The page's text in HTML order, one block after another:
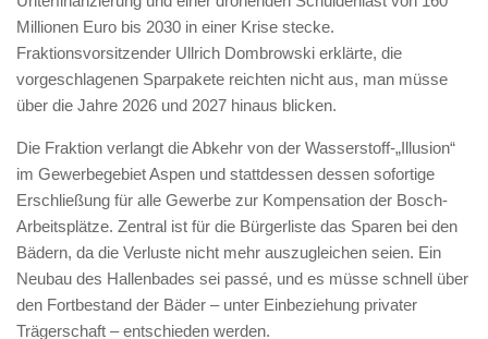
Millionen Euro bis 2030 in einer Krise stecke.
Fraktionsvorsitzender Ullrich Dombrowski erklärte, die
vorgeschlagenen Sparpakete reichten nicht aus, man müsse
über die Jahre 2026 und 2027 hinaus blicken.
Die Fraktion verlangt die Abkehr von der Wasserstoff-„Illusion“
im Gewerbegebiet Aspen und stattdessen dessen sofortige
Erschließung für alle Gewerbe zur Kompensation der Bosch-
Arbeitsplätze. Zentral ist für die Bürgerliste das Sparen bei den
Bädern, da die Verluste nicht mehr auszugleichen seien. Ein
Neubau des Hallenbades sei passé, und es müsse schnell über
den Fortbestand der Bäder – unter Einbeziehung privater
Trägerschaft – entschieden werden.